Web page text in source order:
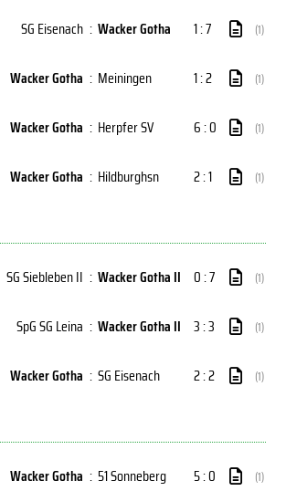
SG Eisenach : Wacker Gotha 1 : 7 (1)
Wacker Gotha : Meiningen 1 : 2 (1)
Wacker Gotha : Herpfer SV 6 : 0 (1)
Wacker Gotha : Hildburghsn 2 : 1 (1)
SG Siebleben II : Wacker Gotha II 0 : 7 (1)
SpG SG Leina : Wacker Gotha II 3 : 3 (1)
Wacker Gotha : SG Eisenach 2 : 2 (1)
Wacker Gotha : 51 Sonneberg 5 : 0 (1)